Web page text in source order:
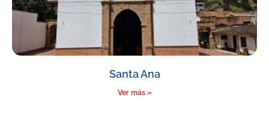
Santa Ana
Ver más »